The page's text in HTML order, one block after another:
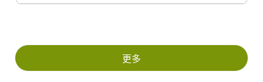
更多